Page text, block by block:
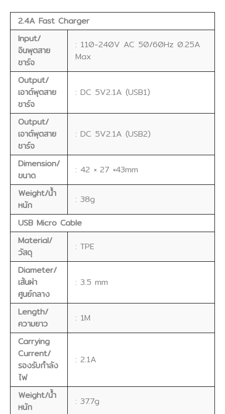
2.4A Fast Charger
Input/
อินพุตสาย
ชาร์จ
: 110-240V AC 50/60Hz 0.25A
Max
Output/
เอาต์พุตสาย
ชาร์จ
: DC 5V2.1A (USB1)
Output/
เอาต์พุตสาย
ชาร์จ
: DC 5V2.1A (USB2)
Dimension/
ขนาด
: 42 × 27 ×43mm
Weight/น้ำ
หนัก
: 38g
USB Micro Cable
Material/
วัสดุ
: TPE
Diameter/
เส้นผ่า
ศูนย์กลาง
: 3.5 mm
Length/
ความยาว
: 1M
Carrying
Current/
รองรับกำลัง
ไฟ
: 2.1A
Weight/น้ำ
หนัก
: 37.7g